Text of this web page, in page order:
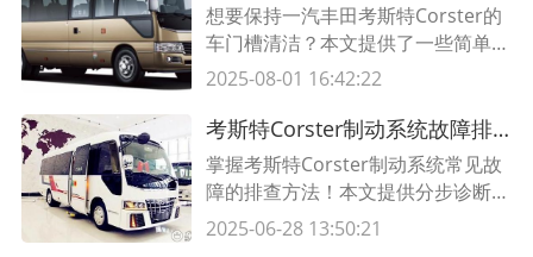
想要保持一汽丰田考斯特Corster的
车门槽清洁？本文提供了一些简单又
有效的清洁方法，让你的车门槽始终
车门槽、选择适合的清洁工具和产
品，以及建立定期清洁维护的习惯。
2025-08-01 16:42:22
考斯特Corster制动系统故障排查全指南｜5分钟快速诊断技巧
掌握考斯特Corster制动系统常见故
障的排查方法！本文提供分步诊断技
巧、关键部件检查表及解决方案，助
2025-06-28 13:50:21